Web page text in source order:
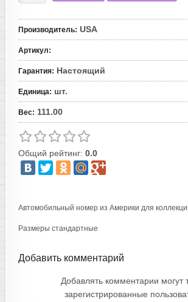
Производитель: USA
Артикул:
Гарантия: Настоящий
Единица: шт.
Вес: 111.00
Общий рейтинг: 0.0
Автомобильный номер из Америки для
Размеры стандартные
Добавить комментарий
Добавлять комментарии могут
зарегистрированные